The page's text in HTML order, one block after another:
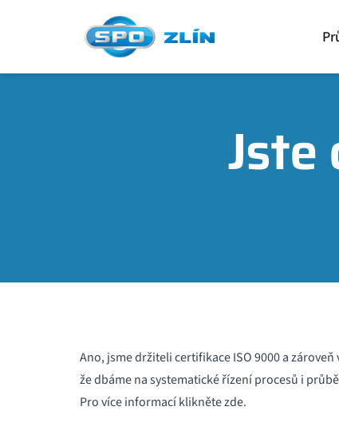
Ano, jsme držiteli certifikace ISO 9000 a
že dbáme na systematické řízení procesů i
Pro více informacíklikněte zde.